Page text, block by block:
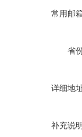
常用邮
省
详细地
补充说